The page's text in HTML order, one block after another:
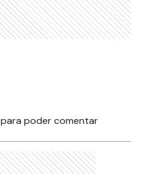
para poder comentar